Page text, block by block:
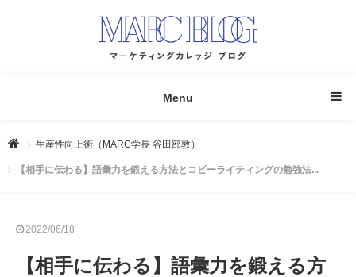
Menu
生産性向上術（MARC学長 谷田部敦）
【相手に伝わる】語彙力を鍛える方法とコピーライティングの勉強法...
2022/06/18
【相手に伝わる】語彙力を鍛える方